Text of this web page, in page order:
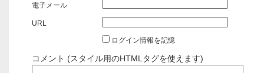
電子メール
URL
ログイン情報を記憶
コメント (スタイル用のHTMLタグを使えます)